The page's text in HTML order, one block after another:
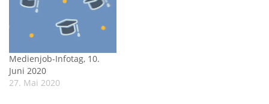
Medienjob-Infotag, 10.
Juni 2020
27. Mai 2020